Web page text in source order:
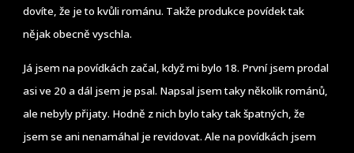
dovíte, že je to kvůli románu. Takže produkce povídek tak
nějak obecně vyschla.
Já jsem na povídkách začal, když mi bylo 18. První jsem prodal
asi ve 20 a dál jsem je psal. Napsal jsem taky několik románů,
ale nebyly přijaty. Hodně z nich bylo taky tak špatných, že
jsem se ani nenamáhal je revidovat. Ale na povídkách jsem